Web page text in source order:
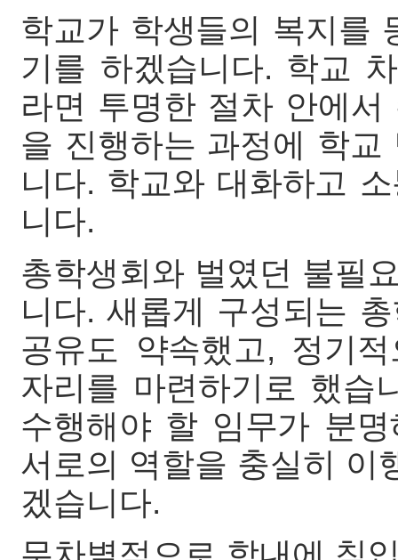
학교가 학생들의 복지를
기를 하겠습니다. 학교
라면 투명한 절차 안에
을 진행하는 과정에 학
니다. 학교와 대화하고
니다.
총학생회와 벌였던 불필
니다. 새롭게 구성되는
공유도 약속했고, 정기
자리를 마련하기로 했습
수행해야 할 임무가 분
서로의 역할을 충실히 이
겠습니다.